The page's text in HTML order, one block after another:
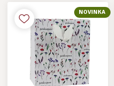
NOVINKA